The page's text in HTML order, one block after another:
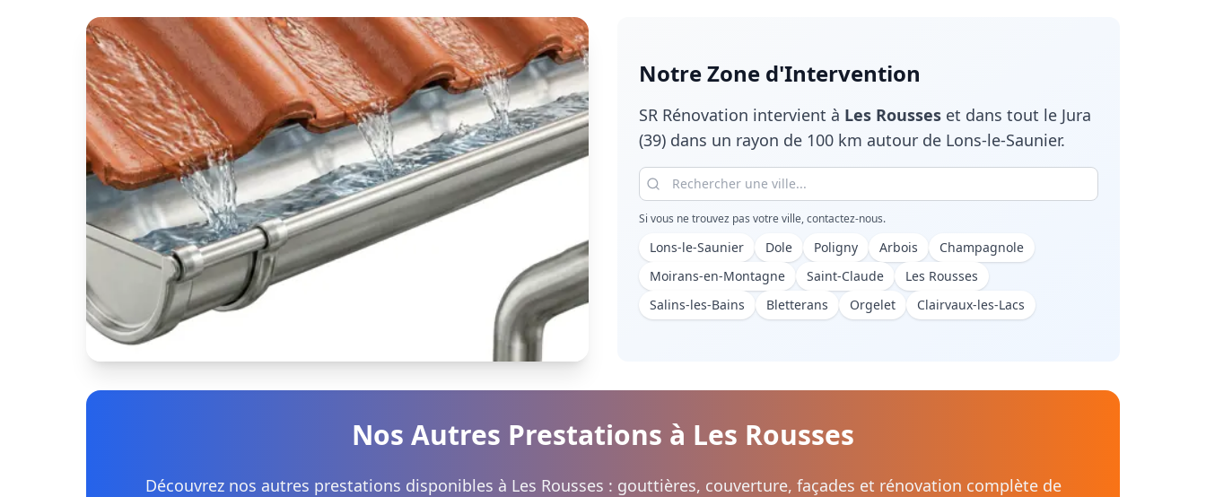
Notre Zone d'Intervention
SR Rénovation intervient à Les Rousses et dans tout le Jura
(39) dans un rayon de 100 km autour de Lons-le-Saunier.
Si vous ne trouvez pas votre ville, contactez-nous.
Lons-le-Saunier Dole Poligny Arbois
Champagnole
Moirans-en-Montagne
Saint-Claude
Les Rousses
Salins-les-Bains
Bletterans Orgelet Clairvaux-les-Lacs
Nos Autres Prestations à Les Rousses
Découvrez nos autres prestations disponibles à Les Rousses : gouttières, couverture, façades et rénovation complète de